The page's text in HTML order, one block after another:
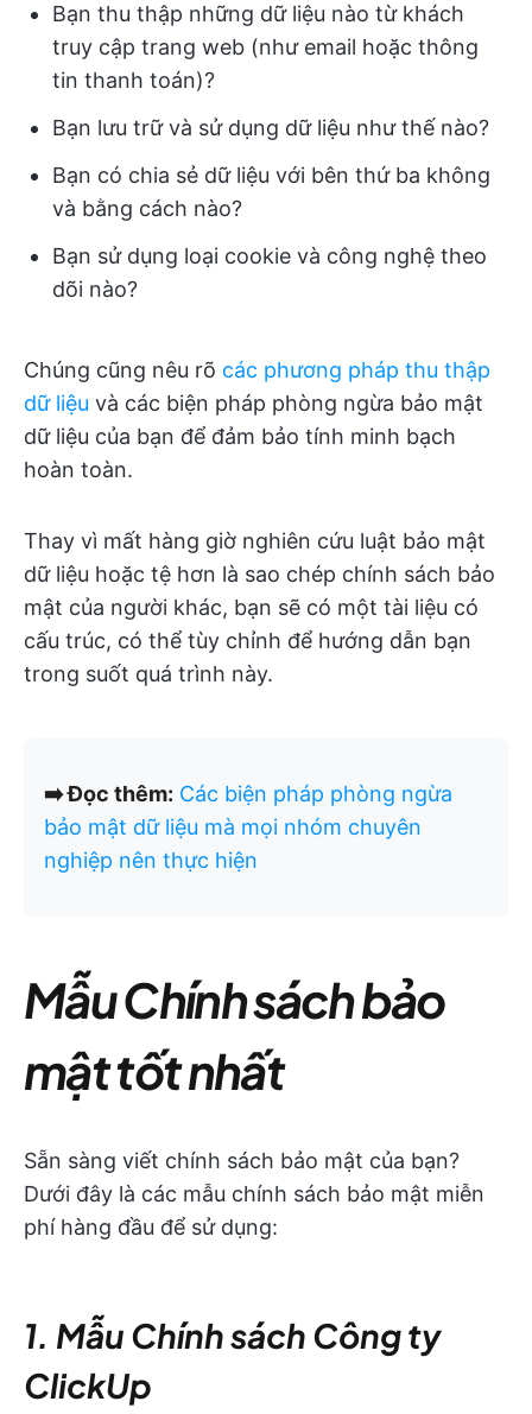
Bạn thu thập những dữ liệu nào từ khách
truy cập trang web (như email hoặc thông
tin thanh toán)?
Bạn lưu trữ và sử dụng dữ liệu như thế nào?
Bạn có chia sẻ dữ liệu với bên thứ ba không
và bằng cách nào?
Bạn sử dụng loại cookie và công nghệ theo
dõi nào?
Chúng cũng nêu rõ các phương pháp thu thập
dữ liệu và các biện pháp phòng ngừa bảo mật
dữ liệu của bạn để đảm bảo tính minh bạch
hoàn toàn.
Thay vì mất hàng giờ nghiên cứu luật bảo mật
dữ liệu hoặc tệ hơn là sao chép chính sách bảo
mật của người khác, bạn sẽ có một tài liệu có
cấu trúc, có thể tùy chỉnh để hướng dẫn bạn
trong suốt quá trình này.
➡️ Đọc thêm: Các biện pháp phòng ngừa
bảo mật dữ liệu mà mọi nhóm chuyên
nghiệp nên thực hiện
Mẫu Chính sách bảo
mật tốt nhất
Sẵn sàng viết chính sách bảo mật của bạn?
Dưới đây là các mẫu chính sách bảo mật miễn
phí hàng đầu để sử dụng:
1. Mẫu Chính sách Công ty
ClickUp